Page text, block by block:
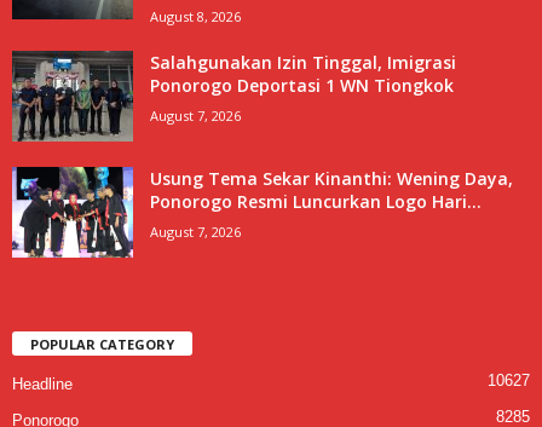
August 8, 2026
Salahgunakan Izin Tinggal, Imigrasi
Ponorogo Deportasi 1 WN Tiongkok
August 7, 2026
Usung Tema Sekar Kinanthi: Wening Daya,
Ponorogo Resmi Luncurkan Logo Hari...
August 7, 2026
POPULAR CATEGORY
Headline 10627
Ponorogo 8285